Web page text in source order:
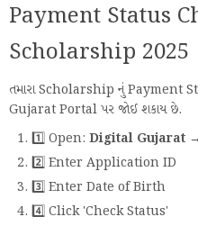
Payment Status
Scholarship 2025
તમારા Scholarship નું Payment
Gujarat Portal પર જોઈ શકાય છે.
1️⃣ Open: Digital Gujarat
2️⃣ Enter Application ID
3️⃣ Enter Date of Birth
4️⃣ Click 'Check Status'